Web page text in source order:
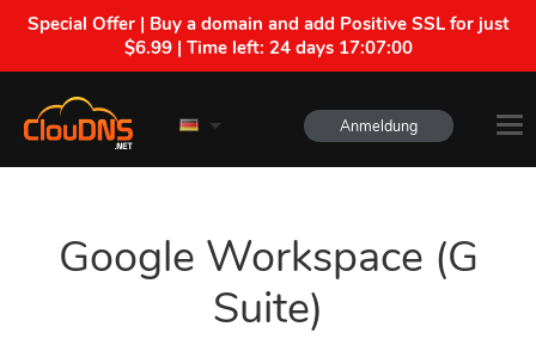
Special Offer | Buy a domain and add Positive SSL for just
$6.99 | Time left: 24 days 17:06:59
Anmeldung
Google Workspace (G
Suite)